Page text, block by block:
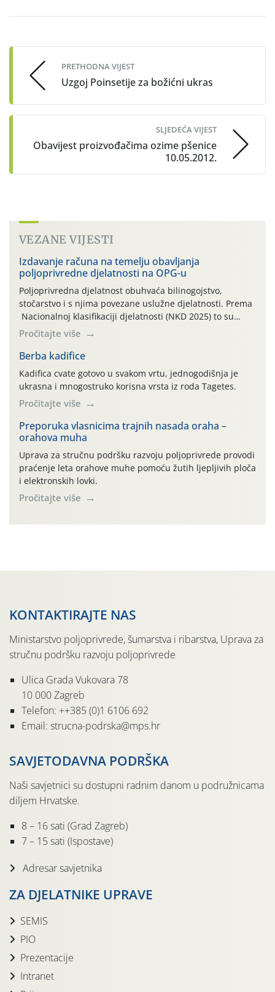
navigation
PRETHODNA VIJEST
Uzgoj Poinsetije za božićni ukras
SLJEDEĆA VIJEST
Obavijest proizvođačima ozime pšenice
10.05.2012.
VEZANE VIJESTI
Izdavanje računa na temelju obavljanja
poljoprivredne djelatnosti na OPG-u
Poljoprivredna djelatnost obuhvaća bilinogojstvo,
stočarstvo i s njima povezane uslužne djelatnosti. Prema
Nacionalnoj klasifikaciji djelatnosti (NKD 2025) to su
skupne 01.1, 01.2, 01.3, 01.4, 01.5 i 01.6. Djelatnost
prerade poljoprivrednih proizvoda je svako djelovanje na
poljoprivredni proizvod čiji je rezultat proizvod koji
također može biti poljoprivredni proizvod poput npr.
maslinovog ulja, bučinog ulja, vino od […]
Pročitajte više
Berba kadifice
Kadifica cvate gotovo u svakom vrtu, jednogodišnja je
ukrasna i mnogostruko korisna vrsta iz roda Tagetes.
Pročitajte više
Preporuka vlasnicima trajnih nasada oraha –
orahova muha
Uprava za stručnu podršku razvoju poljoprivrede provodi
praćenje leta orahove muhe pomoću žutih ljepljivih ploča
i elektronskih lovki.
Pročitajte više
KONTAKTIRAJTE NAS
Ministarstvo poljoprivrede, šumarstva i ribarstva, Uprava za
stručnu podršku razvoju poljoprivrede
Ulica Grada Vukovara 78
10 000 Zagreb
Telefon: ++385 (0)1 6106 692
Email: strucna-podrska@mps.hr
SAVJETODAVNA PODRŠKA
Naši savjetnici su dostupni radnim danom u podružnicama
diljem Hrvatske.
8 – 16 sati (Grad Zagreb)
7 – 15 sati (Ispostave)
Adresar savjetnika
ZA DJELATNIKE UPRAVE
SEMIS
PIO
Prezentacije
Intranet